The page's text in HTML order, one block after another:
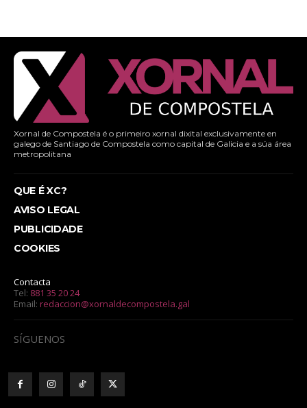
Xornal de Compostela é o primeiro xornal dixital exclusivamente en
galego de Santiago de Compostela como capital de Galicia e a súa área
metropolitana
QUE É XC?
AVISO LEGAL
PUBLICIDADE
COOKIES
Contacta
Tel: 881 35 20 24
Email: redaccion@xornaldecompostela.gal
SÍGUENOS